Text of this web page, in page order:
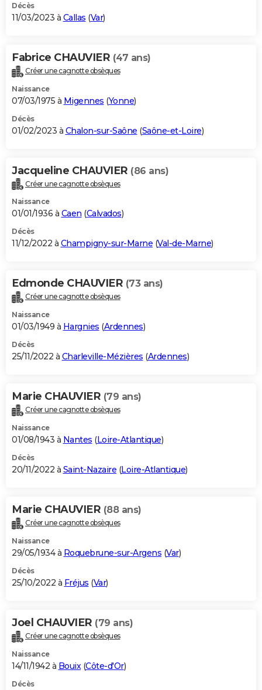
Décès
11/03/2023 à Callas (Var)
Fabrice CHAUVIER (47 ans)
Créer une cagnotte obsèques
Naissance
07/03/1975 à Migennes (Yonne)
Décès
01/02/2023 à Chalon-sur-Saône (Saône-et-Loire)
Jacqueline CHAUVIER (86 ans)
Créer une cagnotte obsèques
Naissance
01/01/1936 à Caen (Calvados)
Décès
11/12/2022 à Champigny-sur-Marne (Val-de-Marne)
Edmonde CHAUVIER (73 ans)
Créer une cagnotte obsèques
Naissance
01/03/1949 à Hargnies (Ardennes)
Décès
25/11/2022 à Charleville-Mézières (Ardennes)
Marie CHAUVIER (79 ans)
Créer une cagnotte obsèques
Naissance
01/08/1943 à Nantes (Loire-Atlantique)
Décès
20/11/2022 à Saint-Nazaire (Loire-Atlantique)
Marie CHAUVIER (88 ans)
Créer une cagnotte obsèques
Naissance
29/05/1934 à Roquebrune-sur-Argens (Var)
Décès
25/10/2022 à Fréjus (Var)
Joel CHAUVIER (79 ans)
Créer une cagnotte obsèques
Naissance
14/11/1942 à Bouix(Côte-d'Or)
Décès